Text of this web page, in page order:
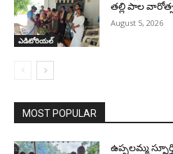
ఎడిటోరియల్
తల్లి పాల
August 5, 2026
MOST POPULAR
ఉప్పలమ్మ